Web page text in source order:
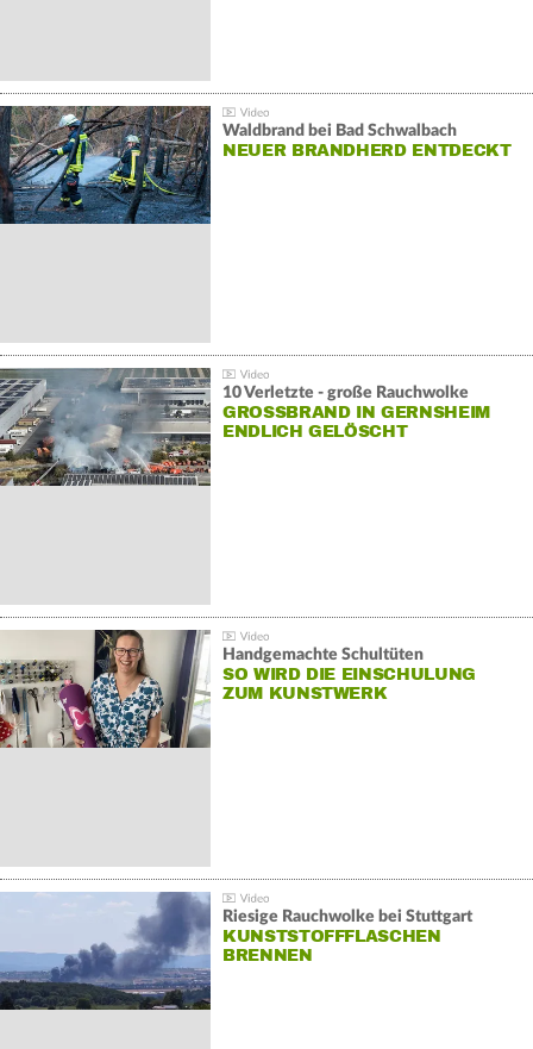
Waldbrand bei Bad Schwalbach
NEUER BRANDHERD ENTDECKT
10 Verletzte - große Rauchwolke
GROSSBRAND IN GERNSHEIM E
NDLICH GELÖSCHT
Handgemachte Schultüten
SO WIRD DIE EINSCHULUNG
ZUM KUNSTWERK
Riesige Rauchwolke bei Stuttgart
KUNSTSTOFFFLASCHEN
BRENNEN